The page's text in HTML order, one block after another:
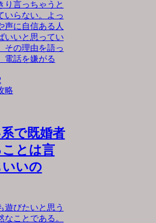
り言っちゃうと
いらない。よっ
声に自信ある人
いいと思ってい
その理由を語っ
電話を嫌がる
略
で既婚者
とは言
いの
遊びたいと思う
なことである。